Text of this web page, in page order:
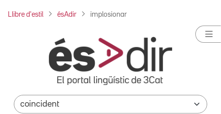
Llibre d'estil ésAdir implosionar